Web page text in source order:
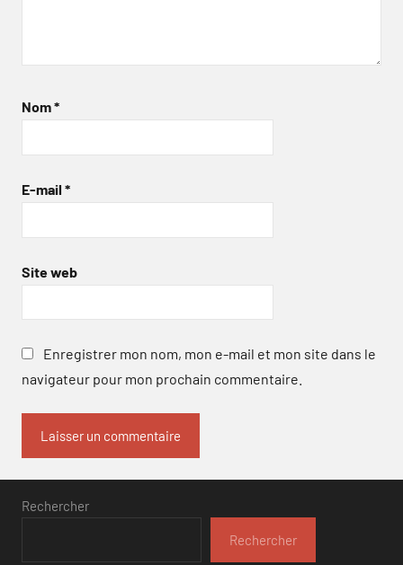
Nom*
E-mail *
Site web
Enregistrer mon nom, mon e-mail et mon site dans le
navigateur pour mon prochain commentaire.
Rechercher
Rechercher